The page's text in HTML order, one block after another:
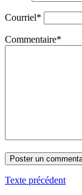
Courriel*
Commentaire*
Texte précédent